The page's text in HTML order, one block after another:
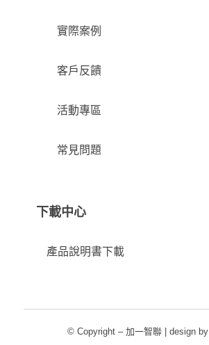
實際案例
客戶反饋
活動專區
常見問題
下載中心
產品說明書下載
© Copyright – 加一智聯 | design by